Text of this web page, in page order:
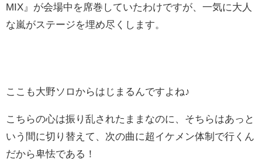
MIX』が会場中を席巻していたわけですが、一気に大人
な嵐がステージを埋め尽くします。
ここも大野ソロからはじまるんですよね♪
こちらの心は振り乱されたままなのに、そちらはあっと
いう間に切り替えて、次の曲に超イケメン体制で行くん
だから卑怯である！